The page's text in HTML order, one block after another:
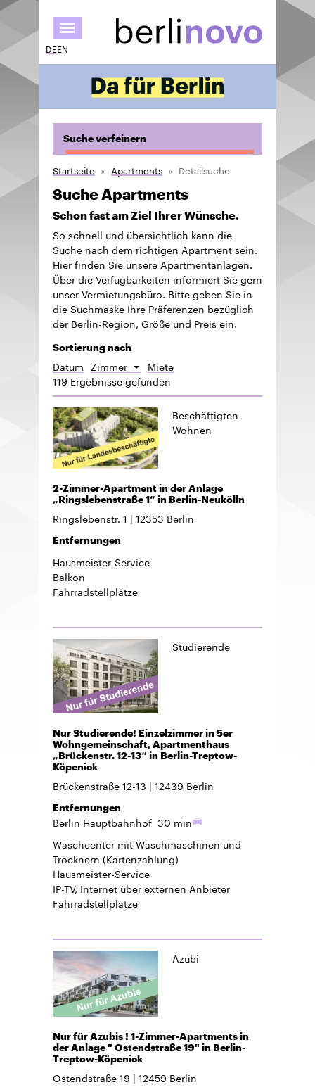
zum
Inhalt
DEEN
Suche verfeinern
Startseite Apartments Detailsuche
Suche Apartments
Schon fast am Ziel Ihrer Wünsche.
So schnell und übersichtlich kann die
Suche nach dem richtigen Apartment sein.
Hier finden Sie unsere Apartmentanlagen.
Über die Verfügbarkeiten informiert Sie gern
unser Vermietungsbüro. Bitte geben Sie in
die Suchmaske Ihre Präferenzen bezüglich
der Berlin-Region, Größe und Preis ein.
Sortierung nach
Datum Zimmer Absteigend
sortieren
Miete
119 Ergebnisse gefunden
Beschäftigten-
Wohnen
2-Zimmer-Apartment in der Anlage
„Ringslebenstraße 1“ in Berlin-Neukölln
Ringslebenstr. 1 12353 Berlin
Entfernungen
Hausmeister-Service
Balkon
Fahrradstellplätze
Studierende
Nur Studierende! Einzelzimmer in 5er
Wohngemeinschaft, Apartmenthaus
„Brückenstr. 12-13“ in Berlin-Treptow-
Köpenick
Brückenstraße 12-13 12439 Berlin
Entfernungen
Berlin Hauptbahnhof 30 min
Waschcenter mit Waschmaschinen und
Trocknern (Kartenzahlung)
Hausmeister-Service
IP-TV, Internet über externen Anbieter
Fahrradstellplätze
Azubi
Nur für Azubis ! 1-Zimmer-Apartments in
der Anlage " Ostendstraße 19" in Berlin-
Treptow-Köpenick
Ostendstraße 19 12459 Berlin